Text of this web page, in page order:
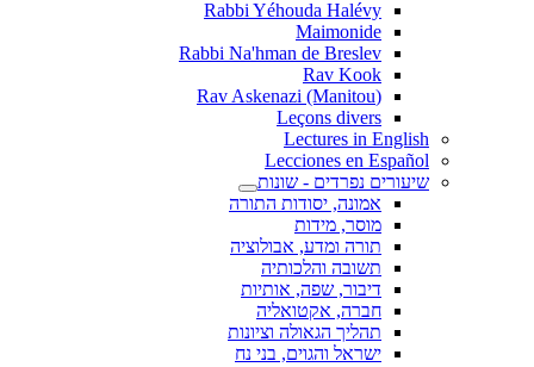
Rabbi Yéhouda Halévy
Maimonide
Rabbi Na'hman de Breslev
Rav Kook
(Rav Askenazi (Manitou
Leçons divers
Lectures in English
Lecciones en Español
שיעורים נפרדים - שונות
אמונה, יסודות התורה
מוסר, מידות
תורה ומדע, אבולוציה
תשובה והלכותיה
דיבור, שפה, אותיות
חברה, אקטואליה
תהליך הגאולה וציונות
ישראל והגוים, בני נח